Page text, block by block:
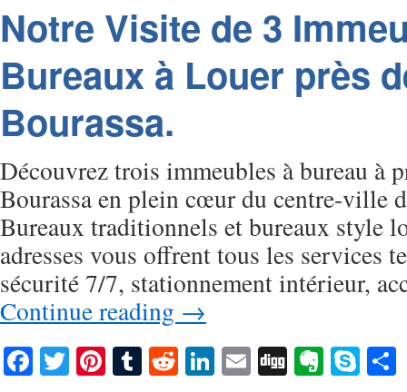
Notre Visite de 3
Bureaux à Louer près
Bourassa.
Découvrez trois immeubles à bureau à
Bourassa en plein cœur du centre-ville
Bureaux traditionnels et bureaux style
adresses vous offrent tous les services
sécurité 7/7, stationnement intérieur,
Continue reading →
Facebook
TwitterPinterest
Tumblr
RedditLinkedIn
EmailDigg